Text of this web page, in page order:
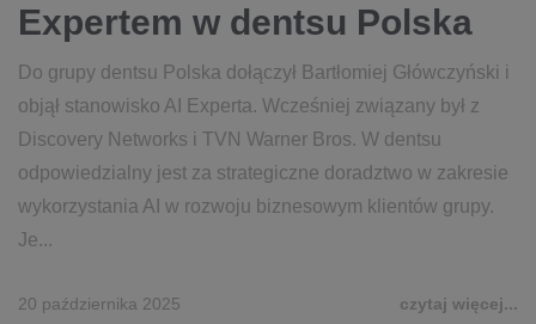
Expertem w dentsu Polska
Do grupy dentsu Polska dołączył Bartłomiej Główczyński i
objął stanowisko AI Experta. Wcześniej związany był z
Discovery Networks i TVN Warner Bros. W dentsu
odpowiedzialny jest za strategiczne doradztwo w zakresie
wykorzystania AI w rozwoju biznesowym klientów grupy.
Je...
20 października 2025 czytaj więcej...